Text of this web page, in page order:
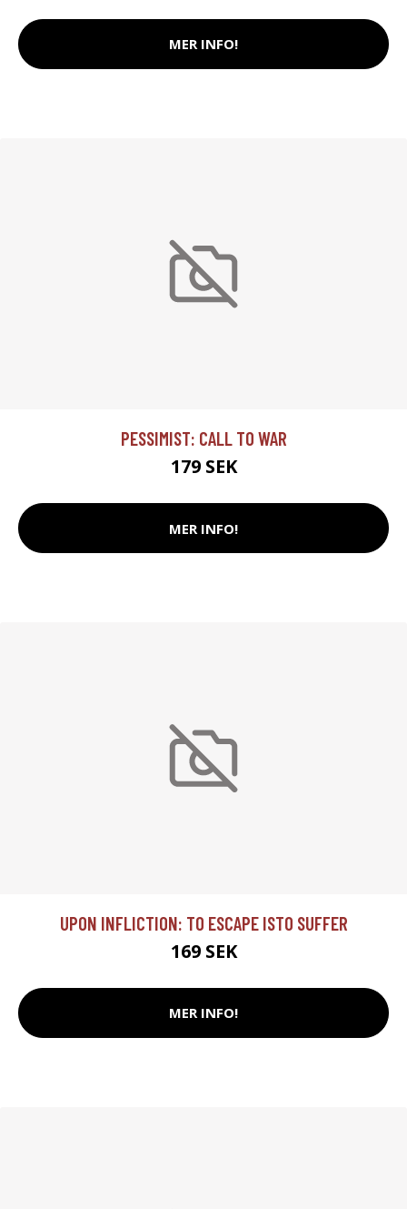
MER INFO!
PESSIMIST: CALL TO WAR
179 SEK
MER INFO!
UPON INFLICTION: TO ESCAPE ISTO SUFFER
169 SEK
MER INFO!